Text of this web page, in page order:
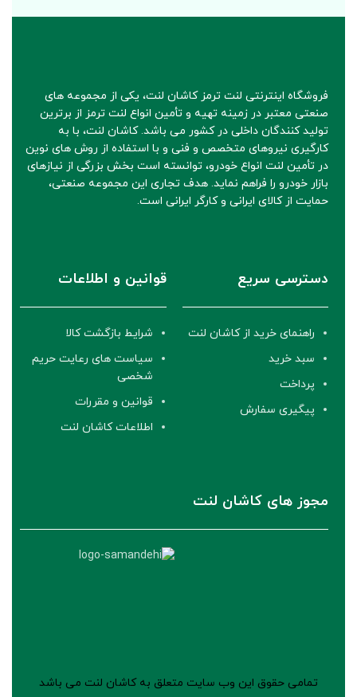
فروشگاه اینترنتی لنت ترمز کاشان لنت، یکی از مجموعه های
صنعتی معتبر در زمینه تهیه و تأمین انواع لنت ترمز از برترین
تولید کنندگان داخلی در کشور می باشد. کاشان لنت، با به
کارگیری نیروهای متخصص و فنی و با استفاده از روش های نوین
در تأمین لنت انواع خودرو، توانسته است بخش بزرگی از نیازهای
بازار خودرو را فراهم نماید. هدف تجاری این مجموعه صنعتی،
حمایت از کالای ایرانی و کارگر ایرانی است.
دسترسی سریع
راهنمای خرید از کاشان لنت
سبد خرید
پرداخت
پیگیری سفارش
قوانین و اطلاعات
شرایط بازگشت کالا
سیاست های رعایت حریم
شخصی
قوانین و مقررات
اطلاعات کاشان لنت
مجوز های کاشان لنت
تمامی حقوق این وب سایت متعلق به کاشان لنت می باشد